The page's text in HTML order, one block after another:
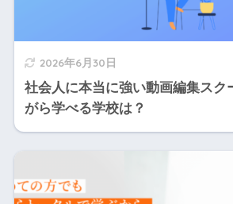
2026年6月30日
社会人に本当に強い動画編集スク
がら学べる学校は？